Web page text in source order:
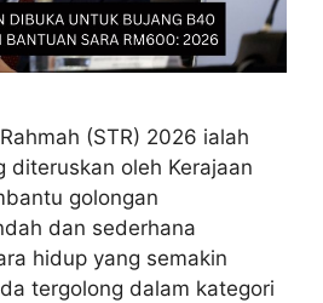
(STR) 2026 ialah
diteruskan oleh Kerajaan
golongan
dan sederhana
hidup yang semakin
tergolong dalam kategori